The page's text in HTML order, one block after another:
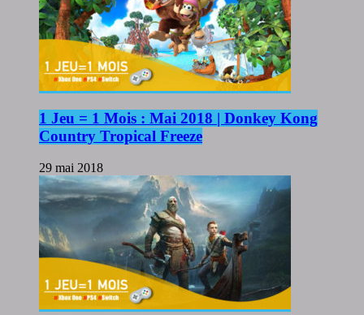
1 Jeu = 1 Mois : Mai 2018 | Donkey Kong
Country Tropical Freeze
29 mai 2018